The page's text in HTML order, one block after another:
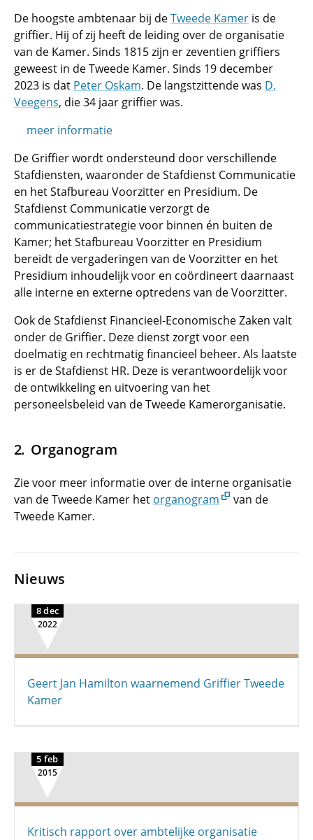
De hoogste ambtenaar bij deTweede Kamer is de
griffier. Hij of zij heeft de leiding over de organisatie
van de Kamer. Sinds 1815 zijn er zeventien griffiers
geweest in de Tweede Kamer. Sinds 19 december
2023 is dat Peter Oskam. De langstzittende was D.
Veegens, die 34 jaar griffier was.
meer informatie
De Griffier wordt ondersteund door verschillende
Stafdiensten, waaronder de Stafdienst Communicatie
en het Stafbureau Voorzitter en Presidium. De
Stafdienst Communicatie verzorgt de
communicatiestrategie voor binnen én buiten de
Kamer; het Stafbureau Voorzitter en Presidium
bereidt de vergaderingen van de Voorzitter en het
Presidium inhoudelijk voor en coördineert daarnaast
alle interne en externe optredens van de Voorzitter.
Ook de Stafdienst Financieel-Economische Zaken valt
onder de Griffier. Deze dienst zorgt voor een
doelmatig en rechtmatig financieel beheer. Als laatste
is er de Stafdienst HR. Deze is verantwoordelijk voor
de ontwikkeling en uitvoering van het
personeelsbeleid van de Tweede Kamerorganisatie.
Organogram
Zie voor meer informatie over de interne organisatie
van de Tweede Kamer het organogram
van de
Tweede Kamer.
Nieuws
8 dec
2022
Geert Jan Hamilton waarnemend Griffier Tweede
Kamer
5 feb
2015
Kritisch rapport over ambtelijke organisatie